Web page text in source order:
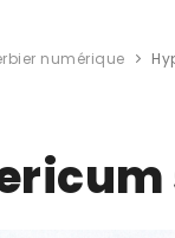
numérique